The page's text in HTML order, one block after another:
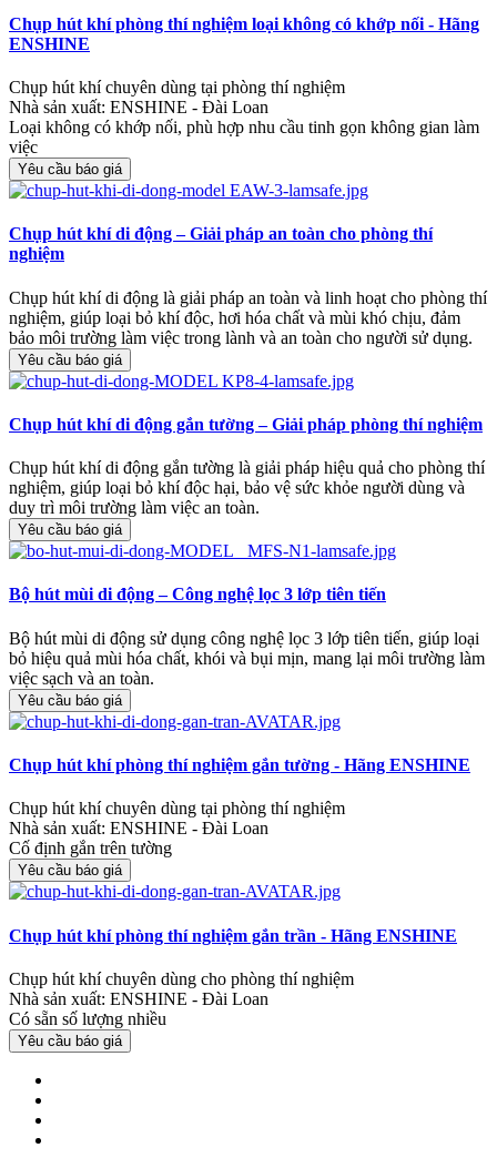
Chụp hút khí phòng thí nghiệm loại không có khớp nối - Hãng
ENSHINE
Chụp hút khí chuyên dùng tại phòng thí nghiệm
Nhà sản xuất: ENSHINE - Đài Loan
Loại không có khớp nối, phù hợp nhu cầu tinh gọn không gian làm
việc
Yêu cầu báo giá
Chụp hút khí di động – Giải pháp an toàn cho phòng thí
nghiệm
Chụp hút khí di động là giải pháp an toàn và linh hoạt cho phòng thí
nghiệm, giúp loại bỏ khí độc, hơi hóa chất và mùi khó chịu, đảm
bảo môi trường làm việc trong lành và an toàn cho người sử dụng.
Yêu cầu báo giá
Chụp hút khí di động gắn tường – Giải pháp phòng thí nghiệm
Chụp hút khí di động gắn tường là giải pháp hiệu quả cho phòng thí
nghiệm, giúp loại bỏ khí độc hại, bảo vệ sức khỏe người dùng và
duy trì môi trường làm việc an toàn.
Yêu cầu báo giá
Bộ hút mùi di động – Công nghệ lọc 3 lớp tiên tiến
Bộ hút mùi di động sử dụng công nghệ lọc 3 lớp tiên tiến, giúp loại
bỏ hiệu quả mùi hóa chất, khói và bụi mịn, mang lại môi trường làm
việc sạch và an toàn.
Yêu cầu báo giá
Chụp hút khí phòng thí nghiệm gắn tường - Hãng ENSHINE
Chụp hút khí chuyên dùng tại phòng thí nghiệm
Nhà sản xuất: ENSHINE - Đài Loan
Cố định gắn trên tường
Yêu cầu báo giá
Chụp hút khí phòng thí nghiệm gắn trần - Hãng ENSHINE
Chụp hút khí chuyên dùng cho phòng thí nghiệm
Nhà sản xuất: ENSHINE - Đài Loan
Có sẵn số lượng nhiều
Yêu cầu báo giá